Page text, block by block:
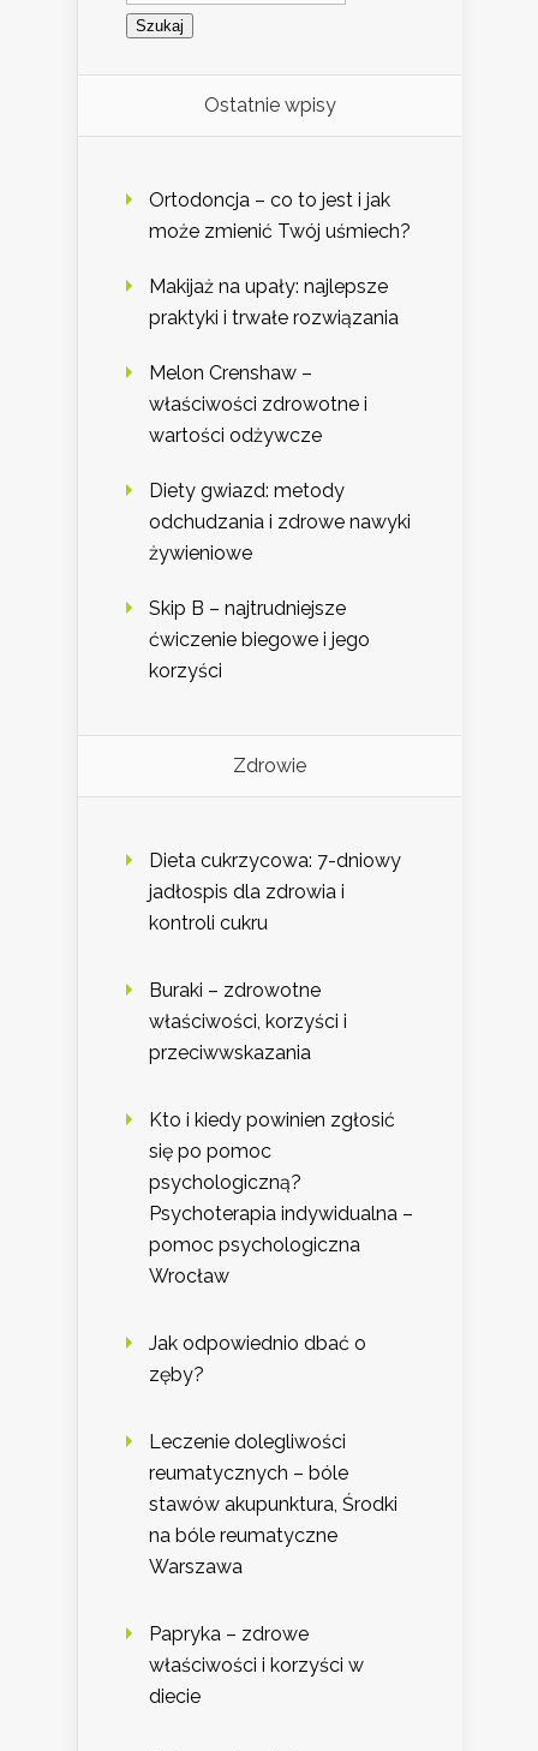
Ostatnie wpisy
Ortodoncja – co to jest i jak
może zmienić Twój uśmiech?
Makijaż na upały: najlepsze
praktyki i trwałe rozwiązania
Melon Crenshaw –
właściwości zdrowotne i
wartości odżywcze
Diety gwiazd: metody
odchudzania i zdrowe nawyki
żywieniowe
Skip B – najtrudniejsze
ćwiczenie biegowe i jego
korzyści
Zdrowie
Dieta cukrzycowa: 7-dniowy
jadłospis dla zdrowia i
kontroli cukru
Buraki – zdrowotne
właściwości, korzyści i
przeciwwskazania
Kto i kiedy powinien zgłosić
się po pomoc
psychologiczną?
Psychoterapia indywidualna –
pomoc psychologiczna
Wrocław
Jak odpowiednio dbać o
zęby?
Leczenie dolegliwości
reumatycznych – bóle
stawów akupunktura, Środki
na bóle reumatyczne
Warszawa
Papryka – zdrowe
właściwości i korzyści w
diecie